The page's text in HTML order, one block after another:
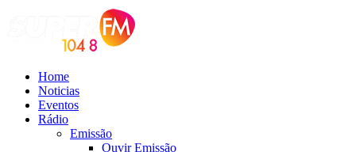
Home
Noticias
Eventos
Rádio
Emissão
Ouvir Emissão